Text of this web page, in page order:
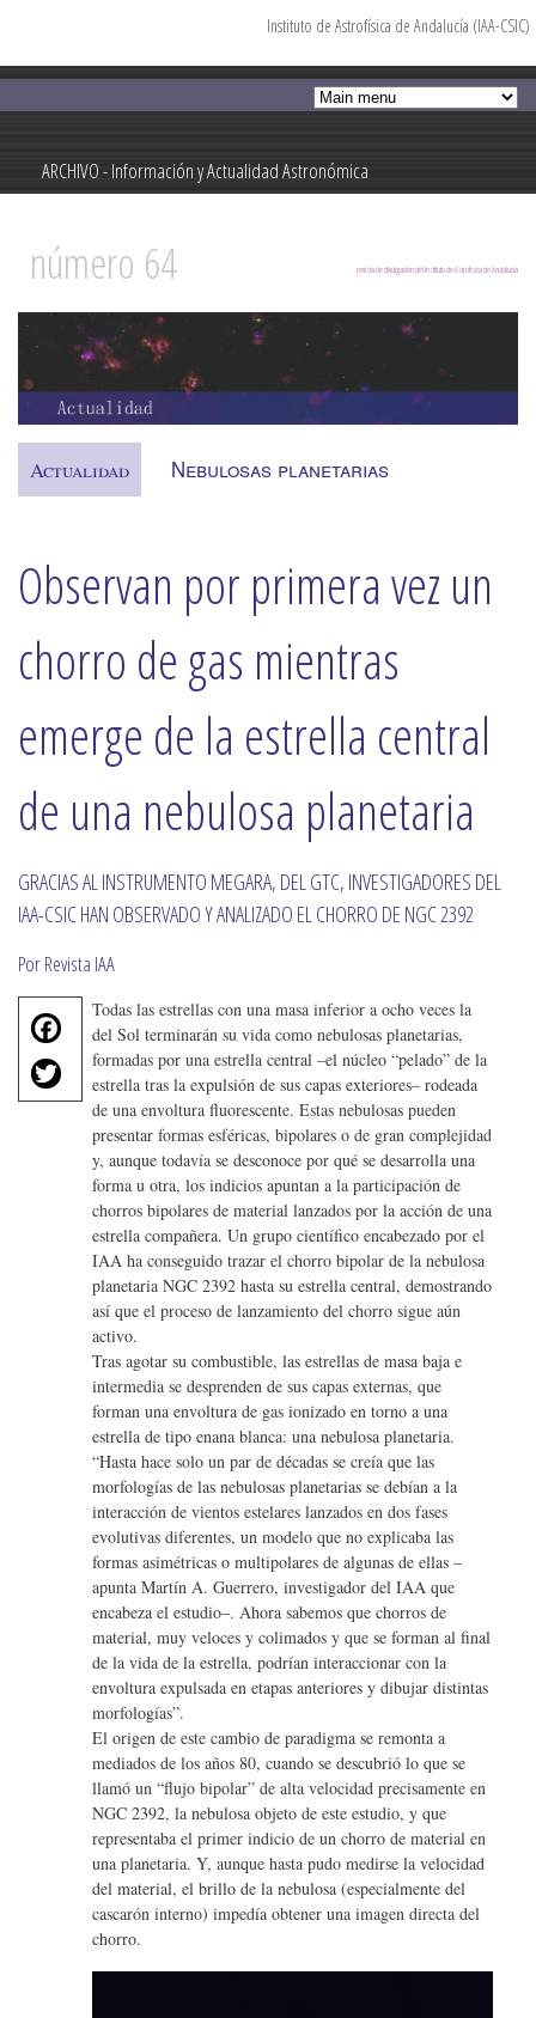
contenido
ARCHIVO - Información y Actualidad Astronómica
Información y Actualidad Astronómica
Instituto de Astrofísica de Andalucía (IAA-CSIC)
revista de divulgación del Instituto de Astrofísica de Andalucía
número 64
Actualidad Nebulosas planetarias
Observan por primera vez un
chorro de gas mientras
emerge de la estrella central
de una nebulosa planetaria
GRACIAS AL INSTRUMENTO MEGARA, DEL GTC, INVESTIGADORES DEL
IAA-CSIC HAN OBSERVADO Y ANALIZADO EL CHORRO DE NGC 2392
Por Revista IAA
F
e
T
w
it
te
Todas las estrellas con una masa inferior a ocho veces la
del Sol terminarán su vida como nebulosas planetarias,
formadas por una estrella central –el núcleo “pelado” de la
estrella tras la expulsión de sus capas exteriores– rodeada
de una envoltura fluorescente. Estas nebulosas pueden
presentar formas esféricas, bipolares o de gran complejidad
y, aunque todavía se desconoce por qué se desarrolla una
forma u otra, los indicios apuntan a la participación de
chorros bipolares de material lanzados por la acción de una
estrella compañera. Un grupo científico encabezado por el
IAA ha conseguido trazar el chorro bipolar de la nebulosa
planetaria NGC 2392 hasta su estrella central, demostrando
así que el proceso de lanzamiento del chorro sigue aún
activo.
Tras agotar su combustible, las estrellas de masa baja e
intermedia se desprenden de sus capas externas, que
forman una envoltura de gas ionizado en torno a una
estrella de tipo enana blanca: una nebulosa planetaria.
“Hasta hace solo un par de décadas se creía que las
morfologías de las nebulosas planetarias se debían a la
interacción de vientos estelares lanzados en dos fases
evolutivas diferentes, un modelo que no explicaba las
formas asimétricas o multipolares de algunas de ellas –
apunta Martín A. Guerrero, investigador del IAA que
encabeza el estudio–. Ahora sabemos que chorros de
material, muy veloces y colimados y que se forman al final
de la vida de la estrella, podrían interaccionar con la
envoltura expulsada en etapas anteriores y dibujar distintas
morfologías”.
El origen de este cambio de paradigma se remonta a
mediados de los años 80, cuando se descubrió lo que se
llamó un “flujo bipolar” de alta velocidad precisamente en
NGC 2392, la nebulosa objeto de este estudio, y que
representaba el primer indicio de un chorro de material en
una planetaria. Y, aunque hasta pudo medirse la velocidad
del material, el brillo de la nebulosa (especialmente del
cascarón interno) impedía obtener una imagen directa del
chorro.